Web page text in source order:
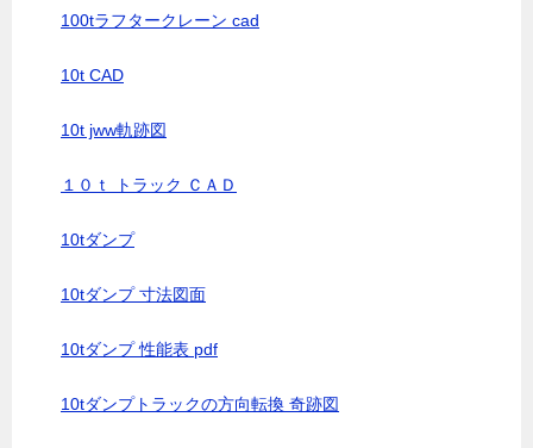
100tラフタークレーン cad
10t CAD
10t jww軌跡図
１０ｔ トラック ＣＡＤ
10tダンプ
10tダンプ 寸法図面
10tダンプ 性能表 pdf
10tダンプトラックの方向転換 奇跡図